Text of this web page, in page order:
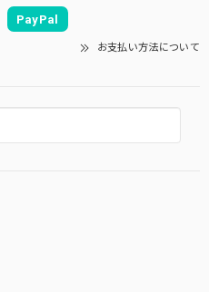
文する予定です！ありがとう
PayPal
お支払い方法について